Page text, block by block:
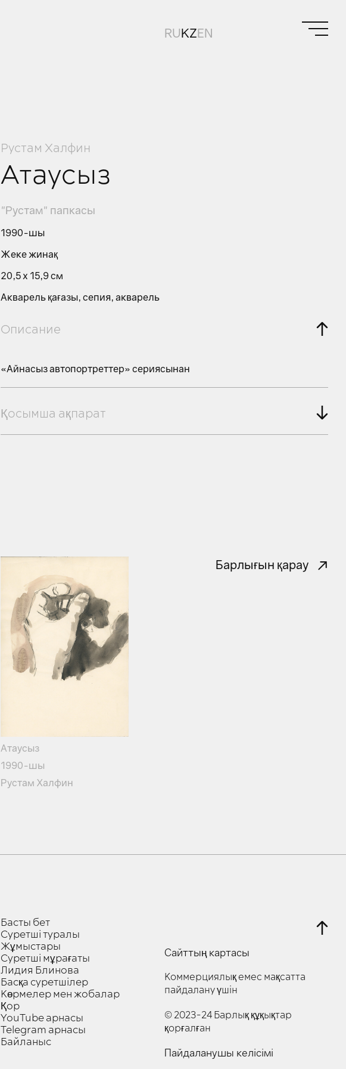
RUKZEN
Рустам Халфин
Атаусыз
"Рустам" папкасы
1990-шы
Жеке жинақ
20,5 х 15,9 см
Акварель қағазы, сепия, акварель
Описание
«Айнасыз автопортреттер» сериясынан
Қосымша ақпарат
Атаусыз
1990-шы
Рустам Халфин
Барлығын қарау
Басты бет
Суретші туралы
Жұмыстары
Суретші мұрағаты
Лидия Блинова
Басқа суретшілер
Көрмелер мен жобалар
Қор
YouTube арнасы
Telegram арнасы
Байланыс
Сайттың картасы
Коммерциялық емес мақсатта
пайдалану үшін
© 2023-24 Барлық құқықтар
қорғалған
Пайдаланушы келісімі